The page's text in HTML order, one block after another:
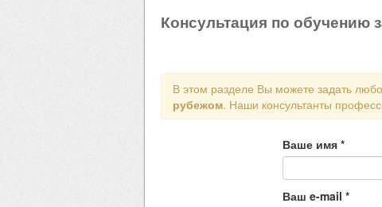
Консультация по обучению
В этом разделе Вы можете задать
рубежом. Наши консультанты
Ваше имя *
Ваш e-mail *